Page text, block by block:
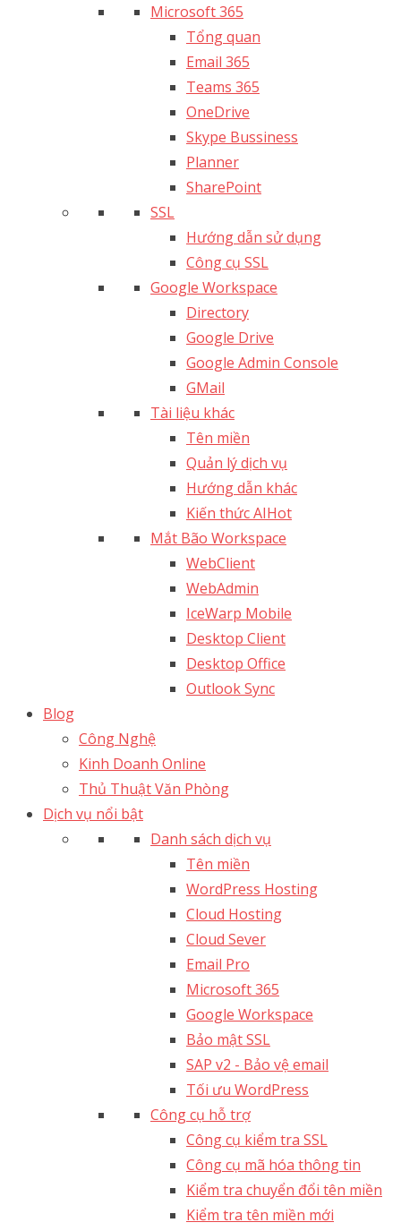
Microsoft 365
Tổng quan
Email 365
Teams 365
OneDrive
Skype Bussiness
Planner
SharePoint
SSL
Hướng dẫn sử dụng
Công cụ SSL
Google Workspace
Directory
Google Drive
Google Admin Console
GMail
Tài liệu khác
Tên miền
Quản lý dịch vụ
Hướng dẫn khác
Kiến thức AIHot
Mắt Bão Workspace
WebClient
WebAdmin
IceWarp Mobile
Desktop Client
Desktop Office
Outlook Sync
Blog
Công Nghệ
Kinh Doanh Online
Thủ Thuật Văn Phòng
Dịch vụ nổi bật
Danh sách dịch vụ
Tên miền
WordPress Hosting
Cloud Hosting
Cloud Sever
Email Pro
Microsoft 365
Google Workspace
Bảo mật SSL
SAP v2 - Bảo vệ email​
Tối ưu WordPress
Công cụ hỗ trợ
Công cụ kiểm tra SSL
Công cụ mã hóa thông tin
Kiểm tra chuyển đổi tên miền
Kiểm tra tên miền mới